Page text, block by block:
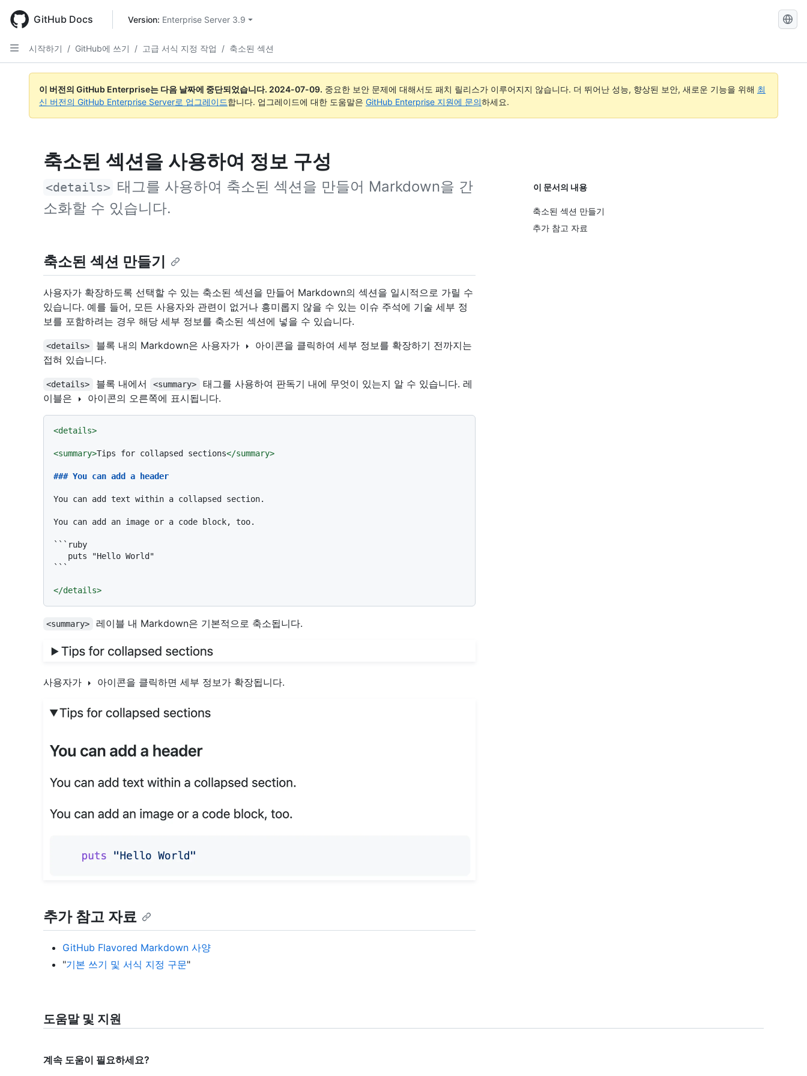
main
content
GitHub Docs Version: Enterprise Server 3.9
GitHub
색
시작하기 / GitHub에 쓰기 / 고급 서식 지정 작업 / 축소된 섹션
이 버전의 GitHub Enterprise는 다음 날짜에 중단되었습니다. 2024-07-09. 중요한 보안 문제에 대해서도 패치 릴리스가 이루어지지 않습니다. 더 뛰어난 성능, 향상된 보안, 새로운 기능을 위해 최
신 버전의 GitHub Enterprise Server로 업그레이드합니다. 업그레이드에 대한 도움말은 GitHub Enterprise 지원에 문의하세요.
축소된 섹션을 사용하여 정보 구성
<details> 태그를 사용하여 축소된 섹션을 만들어 Markdown을 간
소화할 수 있습니다.
이 문서의 내용
축소된 섹션 만들기
추가 참고 자료
축소된 섹션 만들기
사용자가 확장하도록 선택할 수 있는 축소된 섹션을 만들어 Markdown의 섹션을 일시적으로 가릴 수
있습니다. 예를 들어, 모든 사용자와 관련이 없거나 흥미롭지 않을 수 있는 이슈 주석에 기술 세부 정
보를 포함하려는 경우 해당 세부 정보를 축소된 섹션에 넣을 수 있습니다.
<details> 블록 내의 Markdown은 사용자가
아이콘을 클릭하여 세부 정보를 확장하기 전까지는
접혀 있습니다.
<details> 블록 내에서 <summary>
태그를 사용하여 판독기 내에 무엇이 있는지 알 수 있습니다. 레
이블은
아이콘의 오른쪽에 표시됩니다.
<details>
<summary>Tips for collapsed sections</summary>
### You can add a header
You can add text within a collapsed section.
You can add an image or a code block, too.
```ruby
```
</details>
<summary> 레이블 내 Markdown은 기본적으로 축소됩니다.
사용자가 아이콘을 클릭하면 세부 정보가 확장됩니다.
추가 참고 자료
GitHub Flavored Markdown 사양
"기본 쓰기 및 서식 지정 구문"
도움말 및 지원
계속 도움이 필요하세요?